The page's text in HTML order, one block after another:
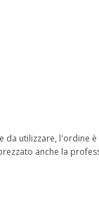
da utilizzare,
anche la